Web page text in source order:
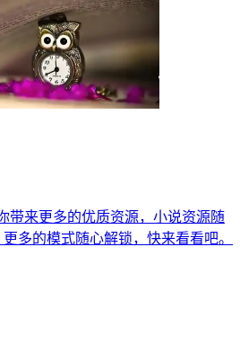
带来更多的优质资源，小说资源随
多的模式随心解锁，快来看看吧。